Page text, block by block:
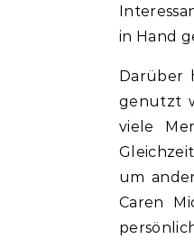
in Hand
Darüber
genutzt
viele
um
Caren